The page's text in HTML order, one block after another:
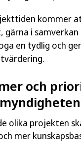
kommer
gärna i
en tydlig och
och
olika projekten
mer